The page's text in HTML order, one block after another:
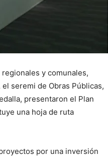
y comunales,
seremi de Obras Públicas,
presentaron el Plan
una hoja de ruta
por una inversión